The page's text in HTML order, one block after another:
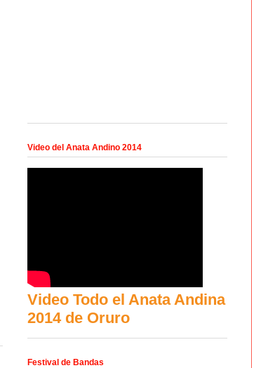
Video del Anata Andino 2014
Video Todo el Anata Andina
2014 de Oruro
Festival de Bandas